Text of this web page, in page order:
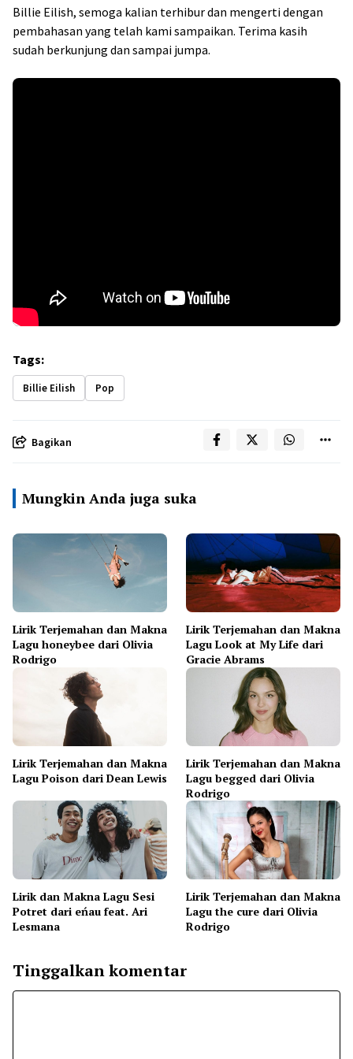
Billie Eilish, semoga kalian terhibur dan mengerti dengan
pembahasan yang telah kami sampaikan. Terima kasih
sudah berkunjung dan sampai jumpa.
Tags:
Billie Eilish Pop
Bagikan
Mungkin Anda juga suka
Lirik Terjemahan dan Makna
Lagu honeybee dari Olivia
Rodrigo
Lirik Terjemahan dan Makna
Lagu Look at My Life dari
Gracie Abrams
Lirik Terjemahan dan Makna
Lagu Poison dari Dean Lewis
Lirik Terjemahan dan Makna
Lagu begged dari Olivia
Rodrigo
Lirik dan Makna Lagu Sesi
Potret dari eńau feat. Ari
Lesmana
Lirik Terjemahan dan Makna
Lagu the cure dari Olivia
Rodrigo
Tinggalkan komentar
Komentar